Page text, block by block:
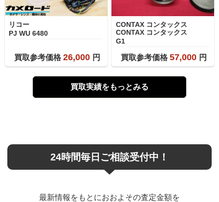
リコー
PJ WU 6480
買取参考価格 26,000 円
CONTAX コンタックス
CONTAX コンタックス
G1
買取参考価格 57,000 円
買取実績をもっとみる
24時間毎日ご相談受付中！
最新情報をもとにおおよその査定金額を